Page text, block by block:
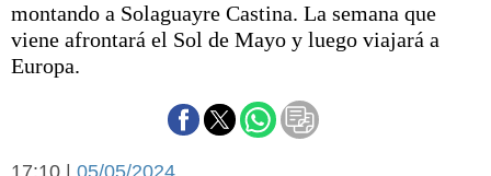
Liga del Sur
Básquetbol
Federal A
Aplausos
montando a Solaguayre Castina. La semana que
viene afrontará el Sol de Mayo y luego viajará a
Europa.
17:10 | 05/05/2024